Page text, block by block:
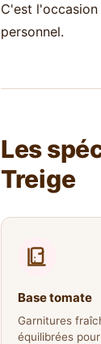
C'est
personnel.
Les
Treige
Base tomate
Garnitures
équilibrées